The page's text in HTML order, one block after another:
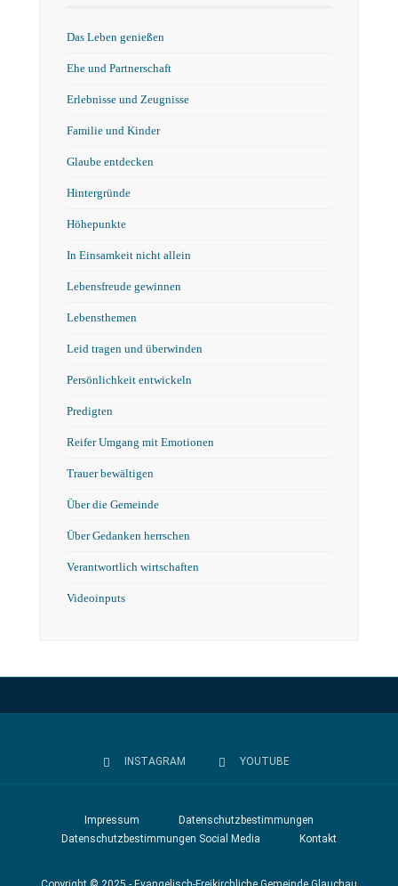
Das Leben genießen
Ehe und Partnerschaft
Erlebnisse und Zeugnisse
Familie und Kinder
Glaube entdecken
Hintergründe
Höhepunkte
In Einsamkeit nicht allein
Lebensfreude gewinnen
Lebensthemen
Leid tragen und überwinden
Persönlichkeit entwickeln
Predigten
Reifer Umgang mit Emotionen
Trauer bewältigen
Über die Gemeinde
Über Gedanken herrschen
Verantwortlich wirtschaften
Videoinputs
INSTAGRAM YOUTUBE
Impressum
Datenschutzbestimmungen
Datenschutzbestimmungen Social Media
Kontakt